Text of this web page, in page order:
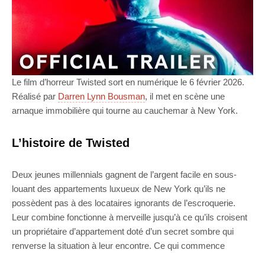
Le film d’horreur Twisted sort en numérique le 6 février 2026.
Réalisé par Darren Lynn Bousman, il met en scène une
arnaque immobilière qui tourne au cauchemar à New York.
L’histoire de Twisted
Deux jeunes millennials gagnent de l’argent facile en sous-
louant des appartements luxueux de New York qu’ils ne
possèdent pas à des locataires ignorants de l’escroquerie.
Leur combine fonctionne à merveille jusqu’à ce qu’ils croisent
un propriétaire d’appartement doté d’un secret sombre qui
renverse la situation à leur encontre. Ce qui commence